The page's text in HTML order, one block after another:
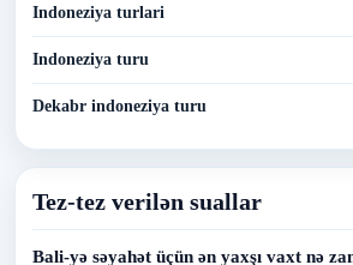
Indoneziya turlari
Indoneziya turu
Dekabr indoneziya turu
Tez-tez verilən suallar
Bali-yə səyahət üçün ən yaxşı vaxt nə